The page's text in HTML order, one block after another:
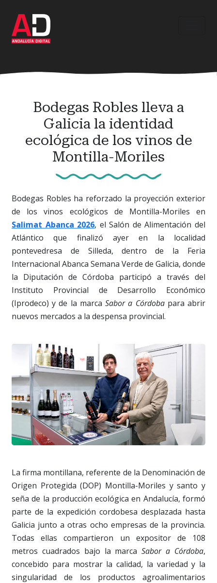
contenido
principal
Bodegas Robles lleva a
Galicia la identidad
ecológica de los vinos de
Montilla-Moriles
Bodegas Robles ha reforzado la proyección exterior
de los vinos ecológicos de Montilla-Moriles en
Salimat Abanca 2026, el Salón de Alimentación del
Atlántico que finalizó ayer en la localidad
pontevedresa de Silleda, dentro de la Feria
Internacional Abanca Semana Verde de Galicia, donde
la Diputación de Córdoba participó a través del
Instituto Provincial de Desarrollo Económico
(Iprodeco) y de la marcaSabor a Córdobapara abrir
nuevos mercados a la despensa provincial.
La firma montillana, referente de la Denominación de
Origen Protegida (DOP) Montilla-Moriles y santo y
seña de la producción ecológica en Andalucía, formó
parte de la expedición cordobesa desplazada hasta
Galicia junto a otras ocho empresas de la provincia.
Todas ellas compartieron un expositor de 108
metros cuadrados bajo la marcaSabor a Córdoba,
concebido para mostrar la calidad, la variedad y la
singularidad de los productos agroalimentarios